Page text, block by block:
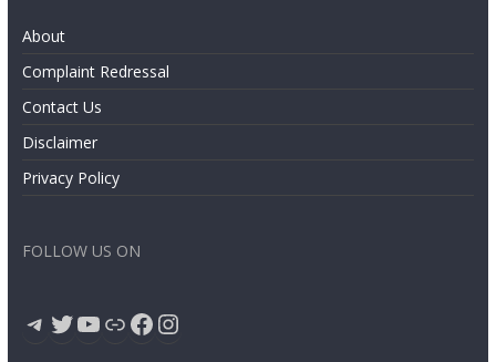
About
Complaint Redressal
Contact Us
Disclaimer
Privacy Policy
FOLLOW US ON
Telegram
Twitter
YouTube
LinkFacebook
Instagram